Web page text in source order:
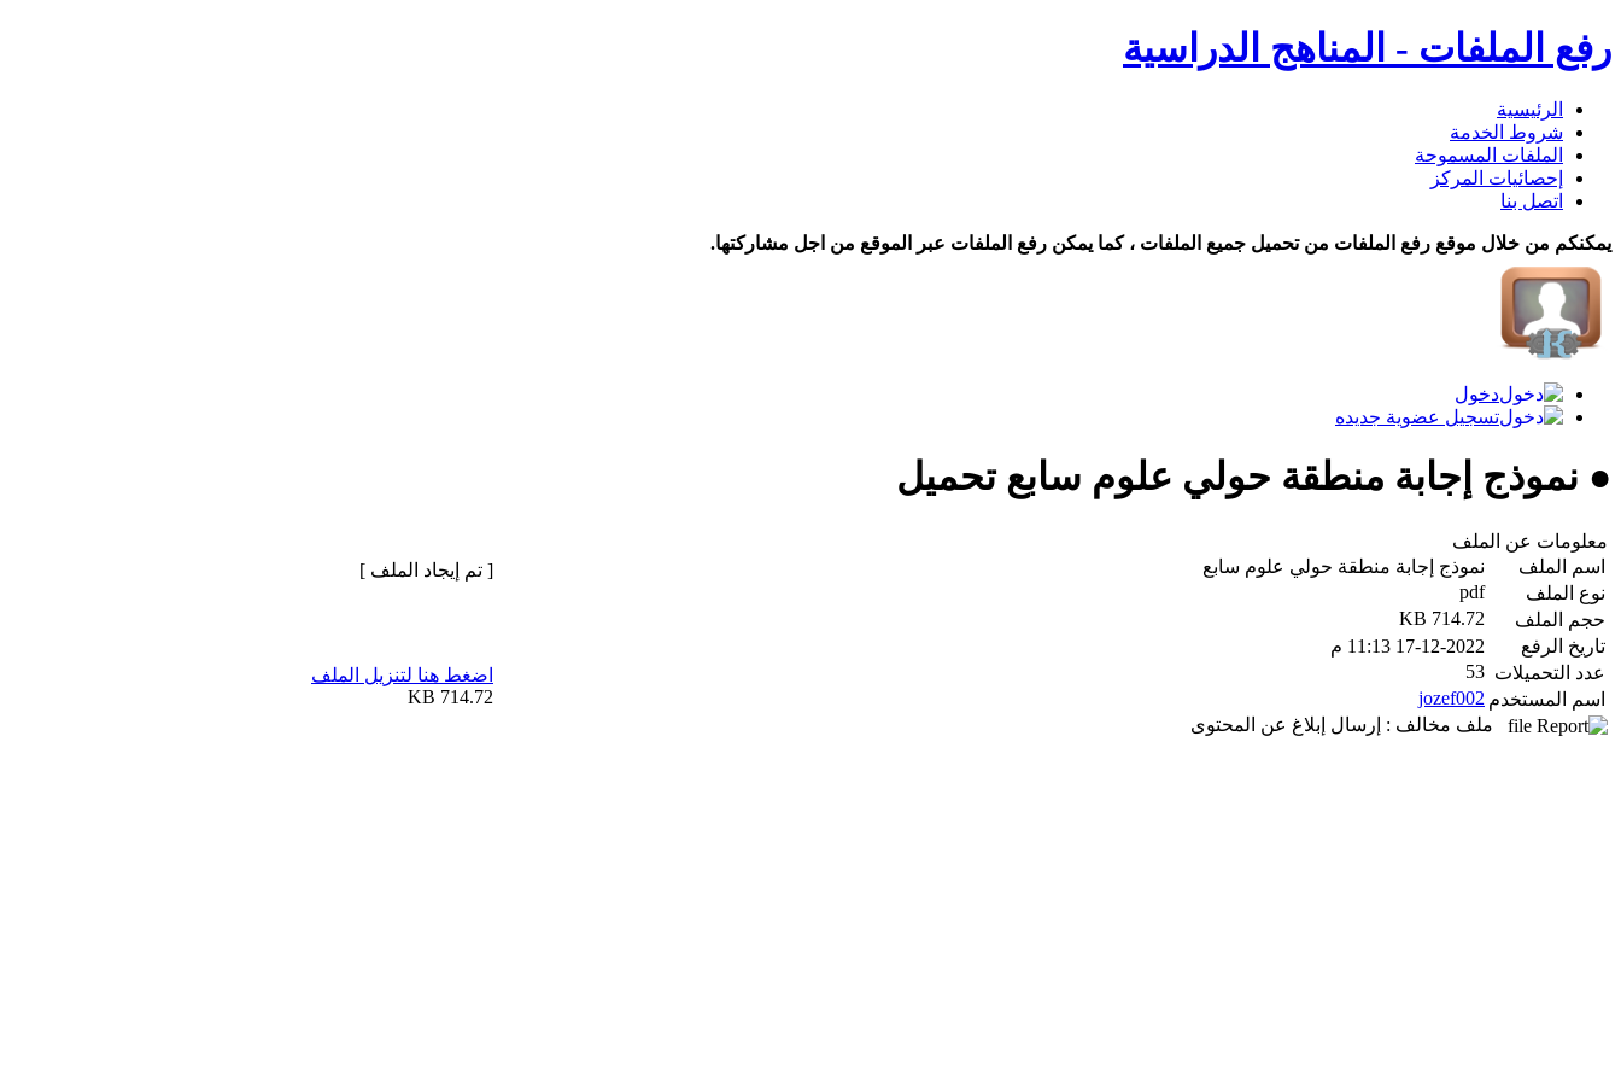
رفع الملفات - المناهج الدراسية
الرئيسية
شروط الخدمة
الملفات المسموحة
إحصائيات المركز
اتصل بنا
يمكنكم من خلال موقع رفع الملفات من تحميل جميع الملفات ، كما يمكن رفع الملفات عبر الموقع من اجل مشاركتها.
دخول
تسجيل عضوية جديده
● نموذج إجابة منطقة حولي علوم سابع تحميل
معلومات عن الملف
اسم الملف
نموذج إجابة منطقة حولي علوم سابع
نوع الملف
pdf
حجم الملف
714.72 KB
تاريخ الرفع
17-12-2022 11:13 م
عدد التحميلات 53
اسم المستخدم jozef002
ملف مخالف : إرسال إبلاغ عن المحتوى
[ تم إيجاد الملف ]
اضغط هنا لتنزيل الملف
714.72 KB